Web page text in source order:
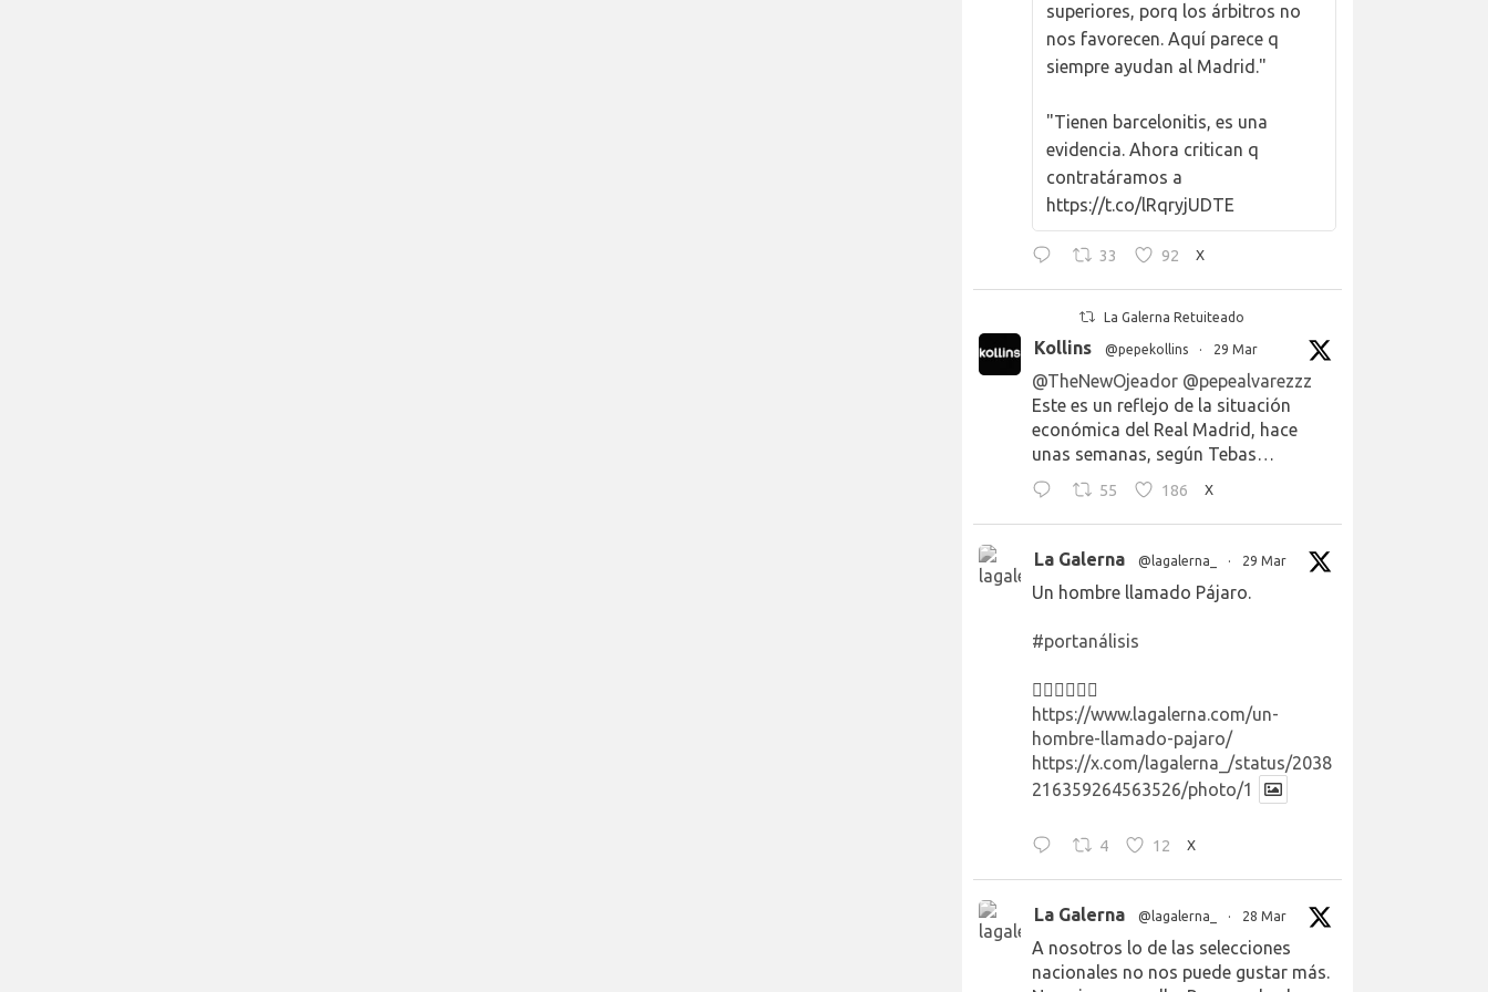
superiores, porq los árbitros no
nos favorecen. Aquí parece q
siempre ayudan al Madrid."
"Tienen barcelonitis, es una
evidencia. Ahora critican q
contratáramos a
https://t.co/lRqryjUDTE
33 92 X
La Galerna Retuiteado
Kollins @pepekollins · 29 Mar
@TheNewOjeador @pepealvarezzz
Este es un reflejo de la situación
económica del Real Madrid, hace
unas semanas, según Tebas…
55 186 X
La Galerna @lagalerna_ · 29 Mar
Un hombre llamado Pájaro.
#portanálisis
👉🏻👉🏻👉🏻
https://www.lagalerna.com/un-
hombre-llamado-pajaro/
https://x.com/lagalerna_/status/2038
216359264563526/photo/1
4 12 X
La Galerna @lagalerna_ · 28 Mar
A nosotros lo de las selecciones
nacionales no nos puede gustar más.